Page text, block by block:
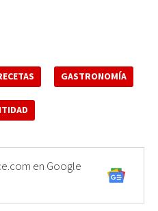
GASTRONOMÍA
en Google